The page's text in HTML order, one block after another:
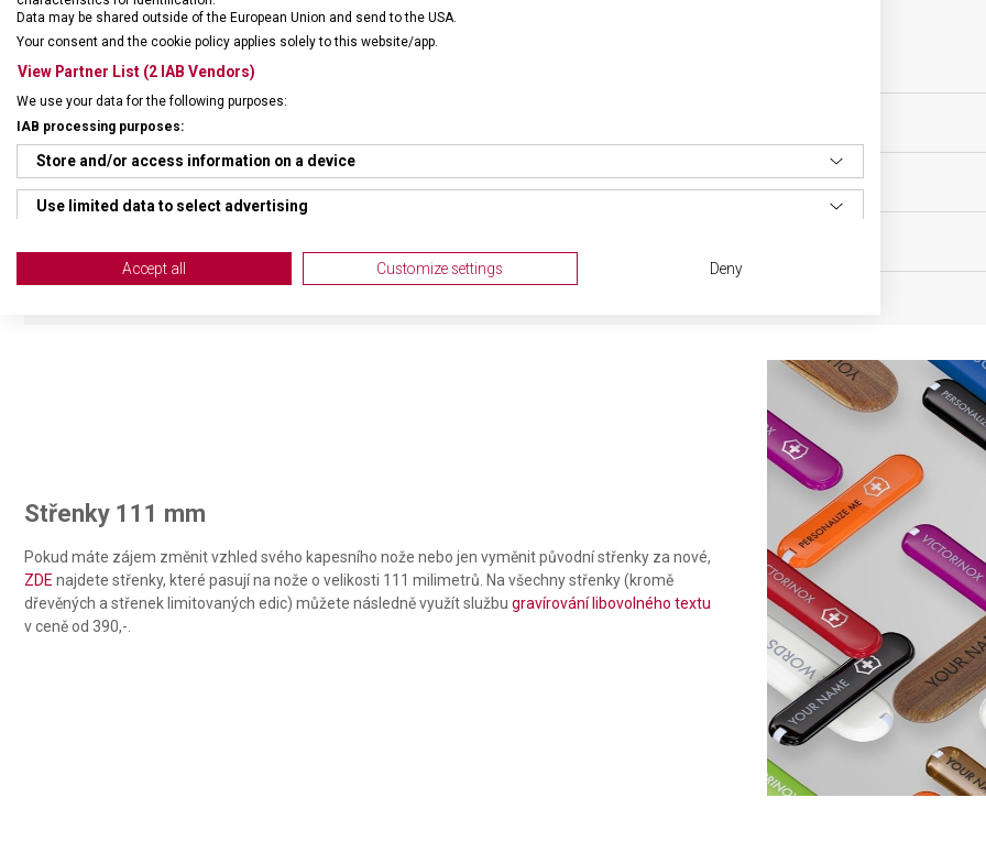
DRUH ZBOŽÍ
HMOTNOST 158 g MATERIÁL
Střenky 111 mm
Pokud máte zájem změnit vzhled svého kapesního nože nebo jen vyměnit původní střenky za nové,
ZDE najdete střenky, které pasují na nože o velikosti 111 milimetrů. Na všechny střenky (kromě
dřevěných a střenek limitovaných edic) můžete následně využít službu gravírování libovolného textu
v ceně od 390,-.
Data may be shared outside of the European Union and send to the USA.
Your consent and the cookie policy applies solely to this website/app.
View Partner List (2 IAB Vendors)
We use your data for the following purposes:
IAB processing purposes:
Store and/or access information on a device
Use limited data to select advertising
Create profiles for personalised advertising
Understand audiences through statistics or combinations of data from different sources
Develop and improve services
Use limited data to select content
Accept all Customize settings Deny